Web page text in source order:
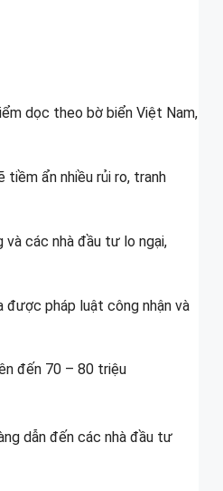
dọc theo bờ biển Việt Nam,
ẩn nhiều rủi ro, tranh
và các nhà đầu tư lo ngại,
được pháp luật công nhận và
đến 70 – 80 triệu
dẫn đến các nhà đầu tư